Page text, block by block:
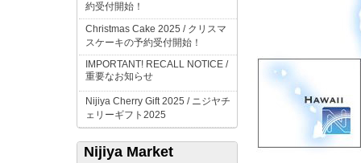
約受付開始！
Christmas Cake 2025 / クリスマ
スケーキの予約受付開始！
IMPORTANT! RECALL NOTICE /
重要なお知らせ
Nijiya Cherry Gift 2025 / ニジヤチ
ェリーギフト 2025
Nijiya Market